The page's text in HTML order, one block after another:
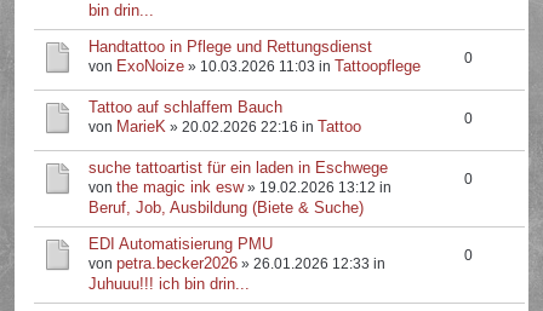
bin drin...
Handtattoo in Pflege und Rettungsdienst
von ExoNoize » 10.03.2026 11:03 in Tattoopflege 0
Tattoo auf schlaffem Bauch
von MarieK » 20.02.2026 22:16 in Tattoo 0
suche tattoartist für ein laden in Eschwege
vonthe magic ink esw» 19.02.2026 13:12 in
Beruf, Job, Ausbildung (Biete & Suche)
0
EDI Automatisierung PMU
vonpetra.becker2026 » 26.01.2026 12:33 in
Juhuuu!!! ich bin drin...
0